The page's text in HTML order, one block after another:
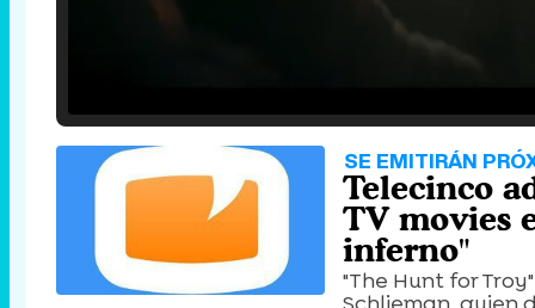
SE EMITIRÁN
Telecinco
TV movies
inferno"
"The Hunt for